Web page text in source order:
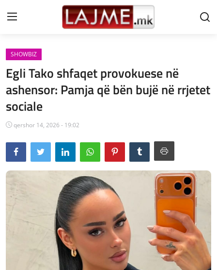
Shtëpi
LAJME MAQEDONI
SHQIPERI
KOSOVA
LAJME NGA BOTA
SHOWBIZ
SPORT
SHENDETI
SHOWBIZ
Egli Tako shfaqet provokuese në
ashensor: Pamja që bën bujë në rrjetet
sociale
qershor 14, 2026 - 19:02